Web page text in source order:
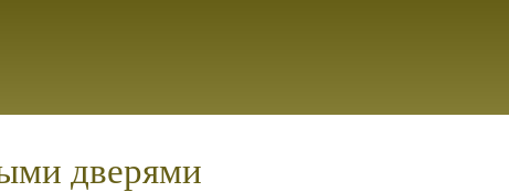
дверями